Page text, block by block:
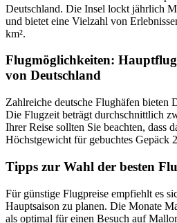
Deutschland. Die Insel lockt jährlich
und bietet eine Vielzahl von
km².
Flugmöglichkeiten:
von Deutschland
Zahlreiche deutsche Flughäfen bieten
Die Flugzeit beträgt durchschnittlich
Ihrer Reise sollten Sie beachten, dass
Höchstgewicht für gebuchtes Gepäck
Tipps zur Wahl der besten
Für günstige Flugpreise empfiehlt es
Hauptsaison zu planen. Die Monate
als optimal für einen Besuch auf